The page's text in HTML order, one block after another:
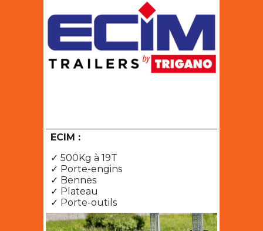
ECIM :
✓ 500Kg à 19T
✓ Porte-engins
✓ Bennes
✓ Plateau
✓ Porte-outils